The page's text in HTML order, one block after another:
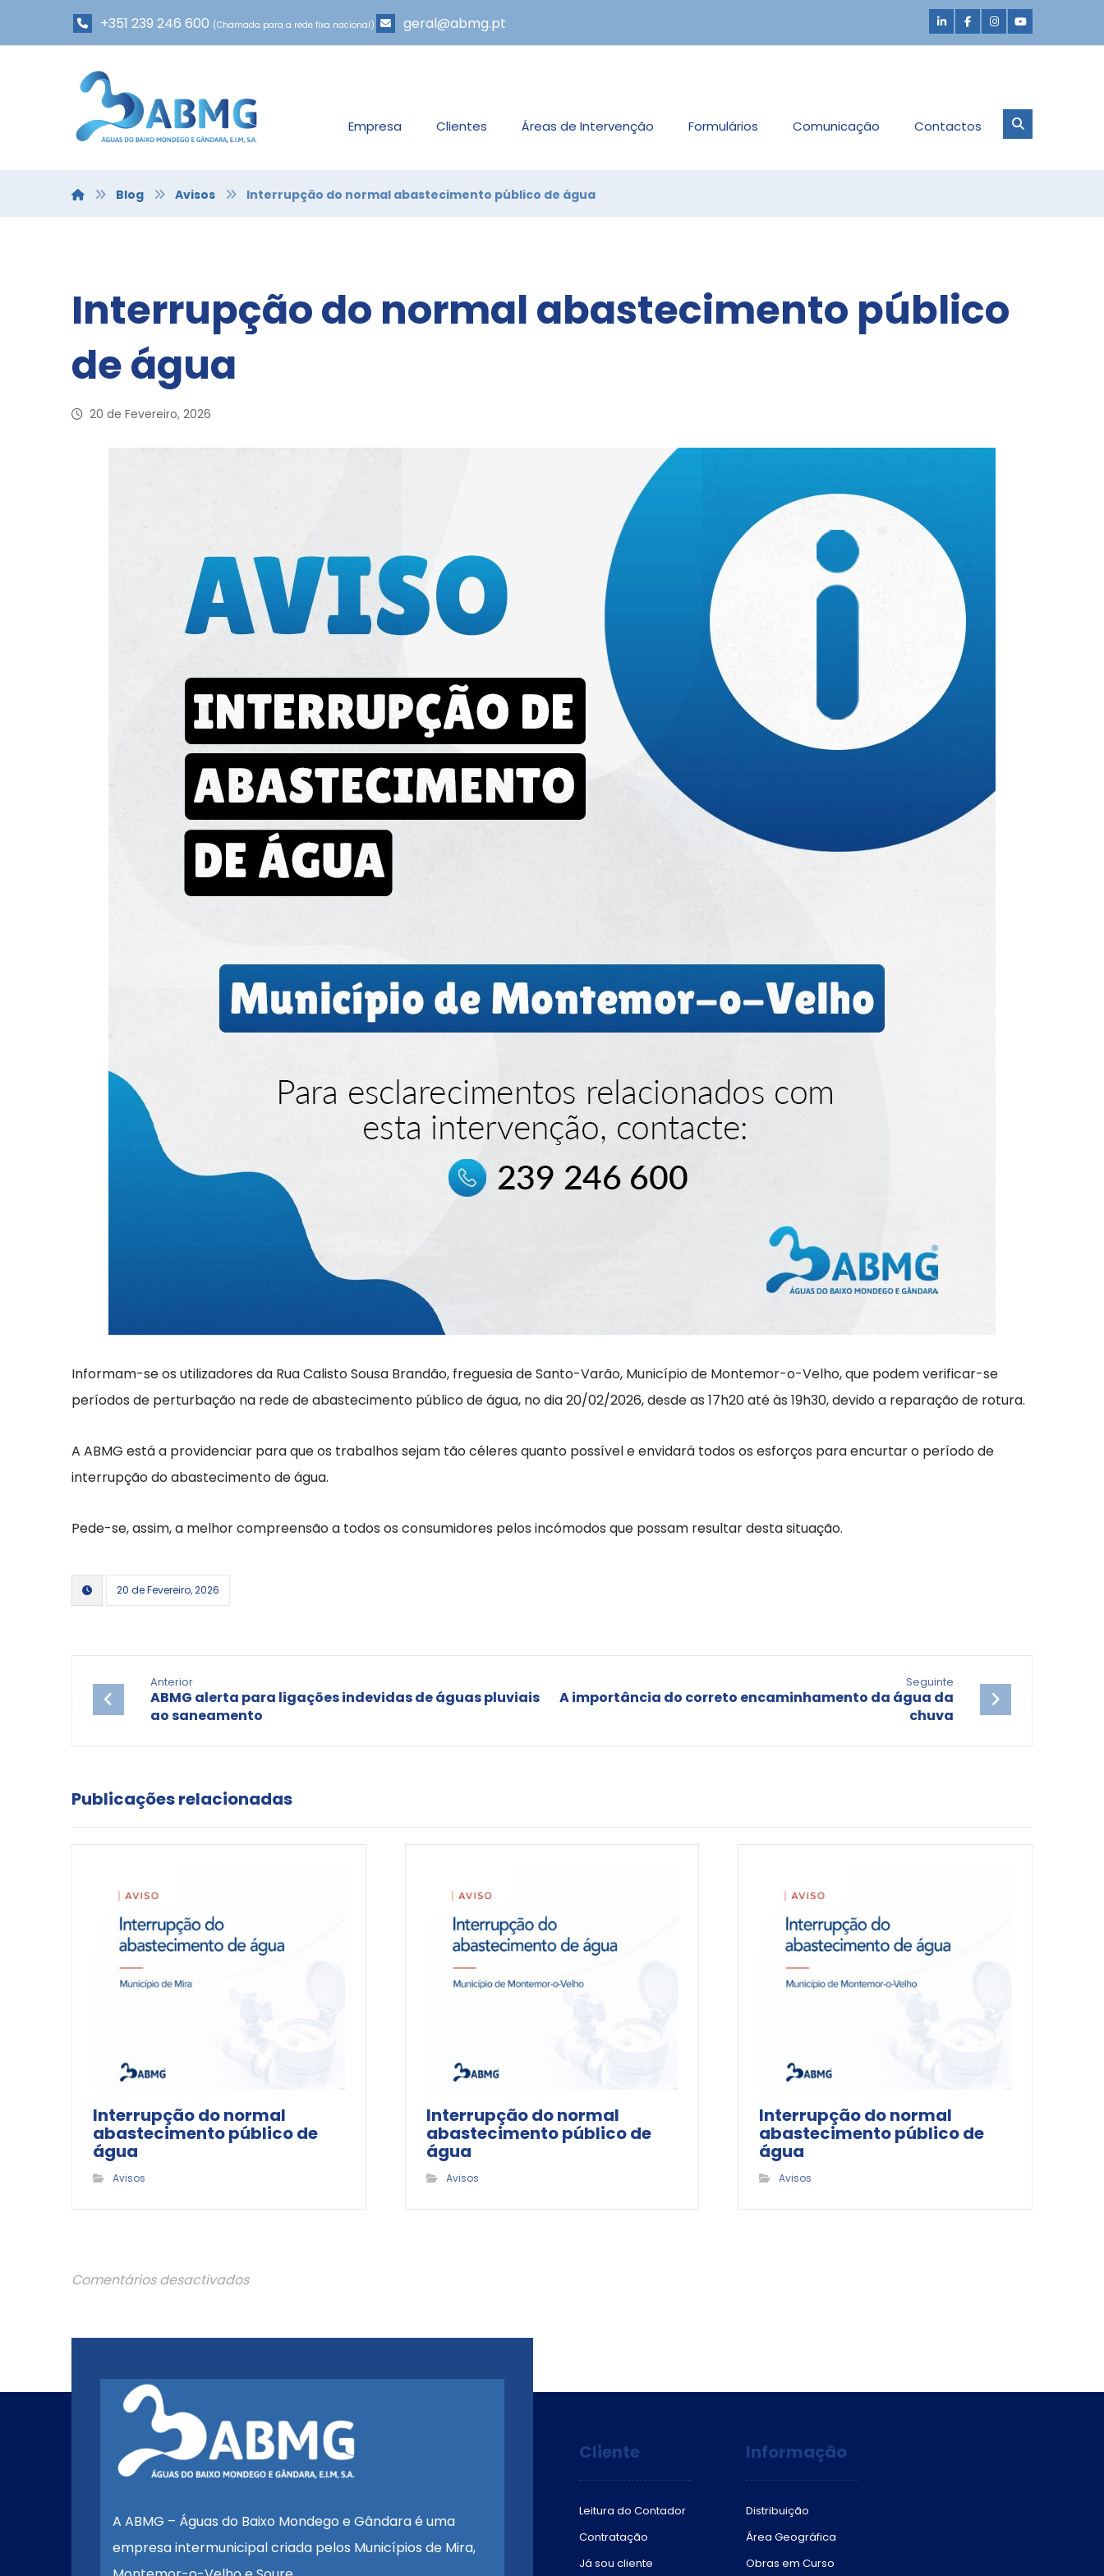
+351 239 246 600 (Chamada para a rede fixa nacional) geral@abmg.pt
Empresa Clientes Áreas de Intervenção Formulários Comunicação Contactos
Blog Avisos Interrupção do normal abastecimento público de água
Interrupção do normal abastecimento público
de água
20 de Fevereiro, 2026
Informam-se os utilizadores da Rua Calisto Sousa Brandão, freguesia de Santo-Varão, Município de Montemor-o-Velho, que podem verificar-se
períodos de perturbação na rede de abastecimento público de água, no dia 20/02/2026, desde as 17h20 até às 19h30, devido a reparação de rotura.
A ABMG está a providenciar para que os trabalhos sejam tão céleres quanto possível e envidará todos os esforços para encurtar o período de
interrupção do abastecimento de água.
Pede-se, assim, a melhor compreensão a todos os consumidores pelos incómodos que possam resultar desta situação.
20 de Fevereiro, 2026
Anterior
ABMG alerta para ligações indevidas de águas pluviais
ao saneamento
Seguinte
A importância do correto encaminhamento da água da
chuva
Publicações relacionadas
Interrupção do normal
abastecimento público de
água
Avisos
Interrupção do normal
abastecimento público de
água
Avisos
Interrupção do normal
abastecimento público de
água
Avisos
Comentários desactivados
A ABMG – Águas do Baixo Mondego e Gândara é uma
empresa intermunicipal criada pelos Municípios de Mira,
Cliente
Leitura do Contador
Contratação
Já sou cliente
Informação
Distribuição
Área Geográfica
Obras em Curso